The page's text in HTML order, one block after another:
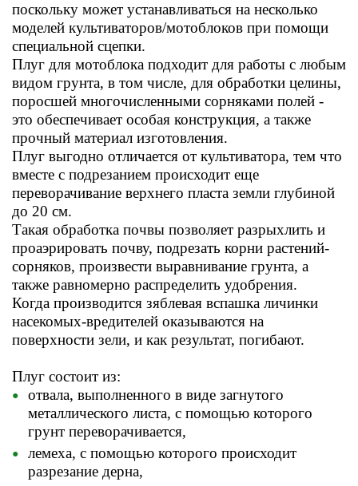
поскольку может устанавливаться на несколько
моделей культиваторов/мотоблоков при помощи
специальной сцепки.
Плуг для мотоблока подходит для работы с любым
видом грунта, в том числе, для обработки целины,
поросшей многочисленными сорняками полей -
это обеспечивает особая конструкция, а также
прочный материал изготовления.
Плуг выгодно отличается от культиватора, тем что
вместе с подрезанием происходит еще
переворачивание верхнего пласта земли глубиной
до 20 см.
Такая обработка почвы позволяет разрыхлить и
проаэрировать почву, подрезать корни растений-
сорняков, произвести выравнивание грунта, а
также равномерно распределить удобрения.
Когда производится зяблевая вспашка личинки
насекомых-вредителей оказываются на
поверхности зели, и как результат, погибают.
Плуг состоит из:
отвала, выполненного в виде загнутого
металлического листа, с помощью которого
грунт переворачивается,
лемеха, с помощью которого происходит
разрезание дерна,